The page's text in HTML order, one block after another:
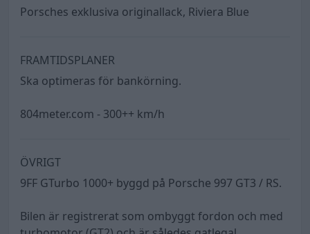
Porsches exklusiva originallack, Riviera Blue
FRAMTIDSPLANER
Ska optimeras för bankörning.
804meter.com - 300++ km/h
ÖVRIGT
9FF GTurbo 1000+ byggd på Porsche 997 GT3 / RS.
Bilen är registrerat som ombyggt fordon och med